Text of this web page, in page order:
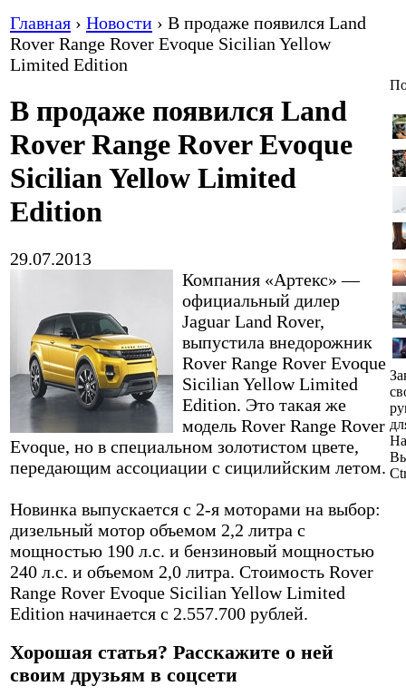
Главная › Новости › В продаже появился Land
Rover Range Rover Evoque Sicilian Yellow
Limited Edition
В продаже появился Land
Rover Range Rover Evoque
Sicilian Yellow Limited
Edition
29.07.2013
Компания «Артекс» —
официальный дилер
Jaguar Land Rover,
выпустила внедорожник
Rover Range Rover Evoque
Sicilian Yellow Limited
Edition. Это такая же
модель Rover Range Rover
Evoque, но в специальном золотистом цвете,
передающим ассоциации с сицилийским летом.
Новинка выпускается с 2-я моторами на выбор:
дизельный мотор объемом 2,2 литра с
мощностью 190 л.с. и бензиновый мощностью
240 л.с. и объемом 2,0 литра. Стоимость Rover
Range Rover Evoque Sicilian Yellow Limited
Edition начинается с 2.557.700 рублей.
Хорошая статья? Расскажите о ней
своим друзьям в соцсети